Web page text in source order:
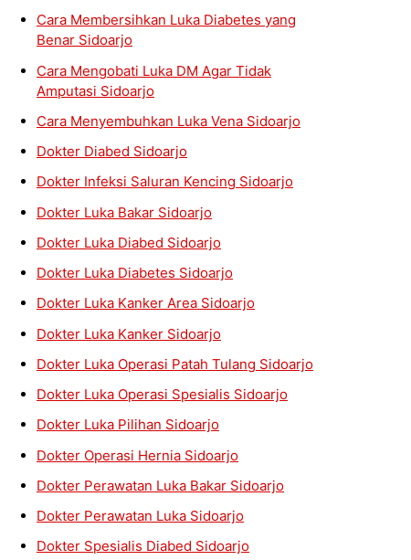
Cara Membersihkan Luka Diabetes yang
Benar Sidoarjo
Cara Mengobati Luka DM Agar Tidak
Amputasi Sidoarjo
Cara Menyembuhkan Luka Vena Sidoarjo
Dokter Diabed Sidoarjo
Dokter Infeksi Saluran Kencing Sidoarjo
Dokter Luka Bakar Sidoarjo
Dokter Luka Diabed Sidoarjo
Dokter Luka Diabetes Sidoarjo
Dokter Luka Kanker Area Sidoarjo
Dokter Luka Kanker Sidoarjo
Dokter Luka Operasi Patah Tulang Sidoarjo
Dokter Luka Operasi Spesialis Sidoarjo
Dokter Luka Pilihan Sidoarjo
Dokter Operasi Hernia Sidoarjo
Dokter Perawatan Luka Bakar Sidoarjo
Dokter Perawatan Luka Sidoarjo
Dokter Spesialis Diabed Sidoarjo